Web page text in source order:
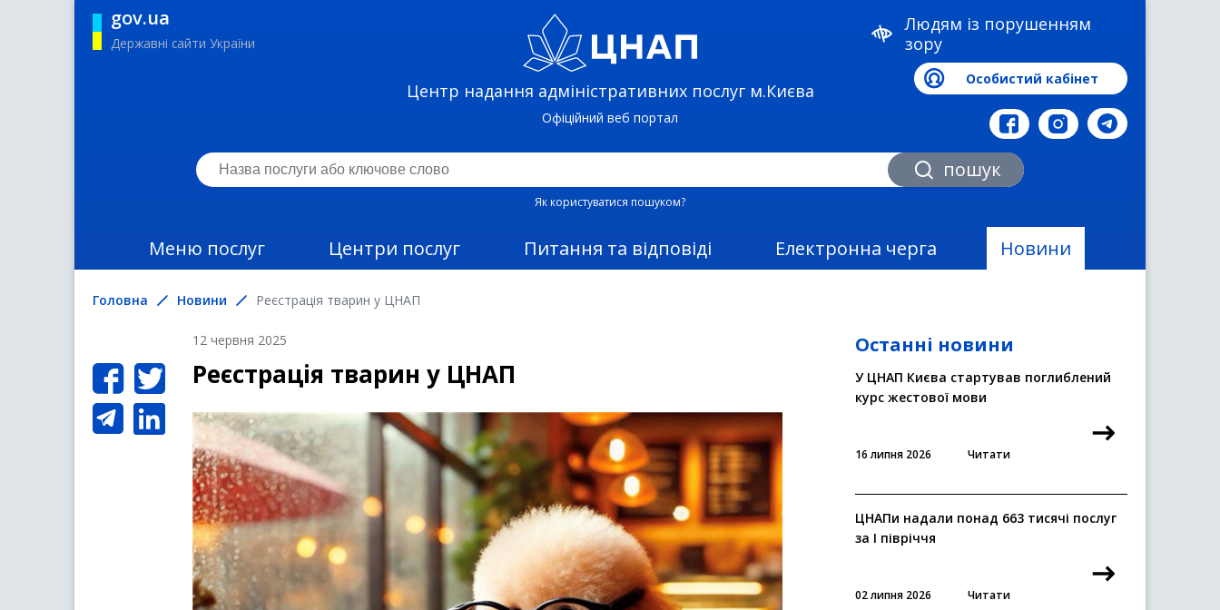
gov.ua
Державні сайти України
Центр надання адміністративних послуг м.Києва
Офіційний веб портал
Людям із порушенням
зору
Особистий кабінет
пошук
Як користуватися пошуком?
Меню послуг Центри послуг Питання та відповіді Електронна черга Новини
Головна Новини Реєстрація тварин у ЦНАП
12 червня 2025
Реєстрація тварин у ЦНАП
Останні новини
У ЦНАП Києва стартував поглиблений
курс жестової мови
16 липня 2026 Читати
ЦНАПи надали понад 663 тисячі послуг
за I півріччя
02 липня 2026 Читати